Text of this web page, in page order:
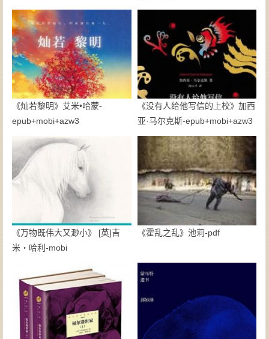
《灿若黎明》艾米•哈蒙-
epub+mobi+azw3
《没有人给他写信的上校》加西
亚·马尔克斯-epub+mobi+azw3
《万物既伟大又渺小》 [英]吉
米・哈利-mobi
《霍乱之乱》池莉-pdf